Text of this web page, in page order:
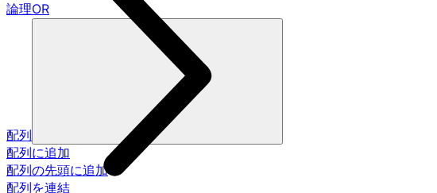
論理OR
配列
配列に追加
配列の先頭に追加
配列を連結